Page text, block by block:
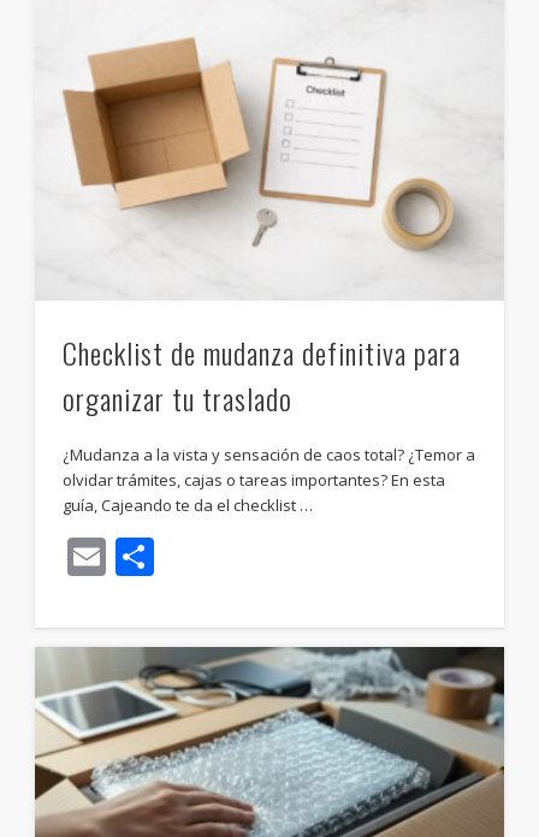
Checklist de mudanza definitiva para
organizar tu traslado
¿Mudanza a la vista y sensación de caos total? ¿Temor a
olvidar trámites, cajas o tareas importantes? En esta
guía, Cajeando te da el checklist …
Email